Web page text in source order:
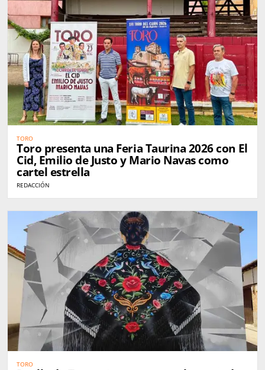
TORO
Toro presenta una Feria Taurina 2026 con El
Cid, Emilio de Justo y Mario Navas como
cartel estrella
REDACCIÓN
TORO